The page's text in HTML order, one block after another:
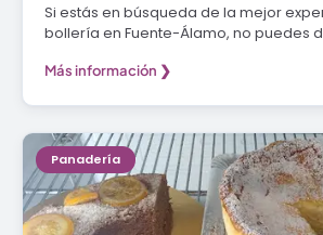
Si estás en búsqueda de la mejor
bollería en Fuente-Álamo, no puedes
Más información ❯
Panadería